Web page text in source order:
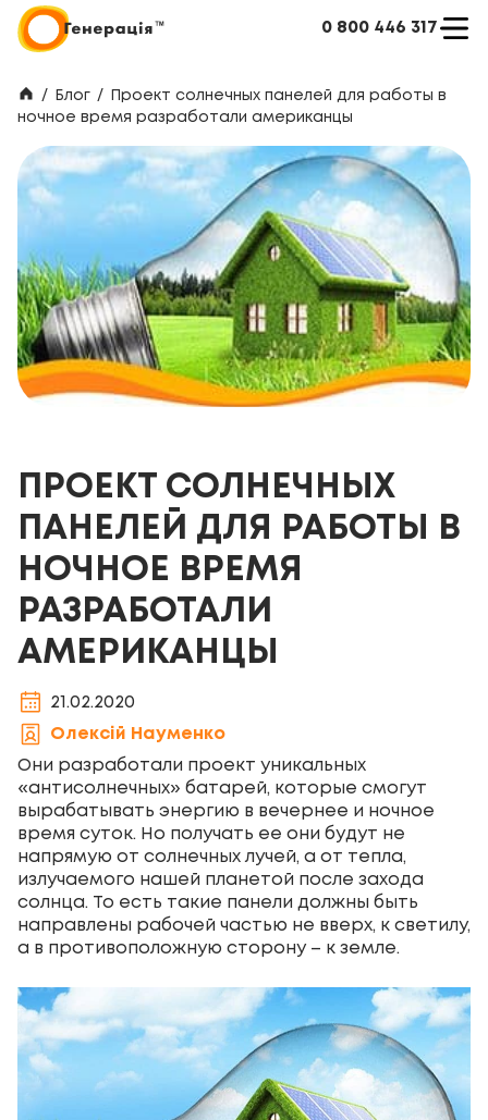
0 800 446 317
/ Блог /
Проект солнечных панелей для работы в
ночное время разработали американцы
ПРОЕКТ СОЛНЕЧНЫХ
ПАНЕЛЕЙ ДЛЯ РАБОТЫ В
НОЧНОЕ ВРЕМЯ
РАЗРАБОТАЛИ
АМЕРИКАНЦЫ
21.02.2020
Олексій Науменко
Они разработали проект уникальных
«антисолнечных» батарей, которые смогут
вырабатывать энергию в вечернее и ночное
время суток. Но получать ее они будут не
напрямую от солнечных лучей, а от тепла,
излучаемого нашей планетой после захода
солнца. То есть такие панели должны быть
направлены рабочей частью не вверх, к светилу,
а в противоположную сторону – к земле.